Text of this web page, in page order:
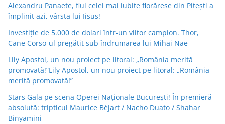
Alexandru Panaete, fiul celei mai iubite florărese din Pitești a
împlinit azi, vârsta lui Iisus!
Investiție de 5.000 de dolari într-un viitor campion. Thor,
Cane Corso-ul pregătit sub îndrumarea lui Mihai Nae
Lily Apostol, un nou proiect pe litoral: „România merită
promovată!”Lily Apostol, un nou proiect pe litoral: „România
merită promovată!”
Stars Gala pe scena Operei Naționale București! În premieră
absolută: tripticul Maurice Béjart / Nacho Duato / Shahar
Binyamini